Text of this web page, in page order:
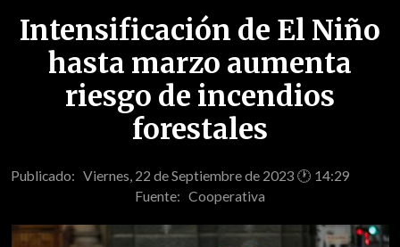
Intensificación de El Niño
hasta marzo aumenta
riesgo de incendios
forestales
Publicado: Viernes, 22 de Septiembre de 2023 🕐 14:29
Fuente: Cooperativa